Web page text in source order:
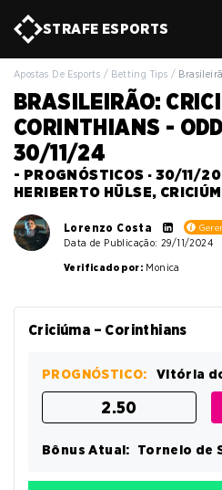
STRAFE ESPORTS
Apostas De Esports / Betting Tips /
BRASILEIRÃO:
CORINTHIANS -
30/11/24
- PROGNÓSTICOS · 30/11/
HERIBERTO HÜLSE,
Lorenzo Costa
Data de Publicação: 29/11/2024
Verificado por: Monica
Criciúma – Corinthians
PROGNÓSTICO: Vitória
2.50
Bônus Atual: Torneio de